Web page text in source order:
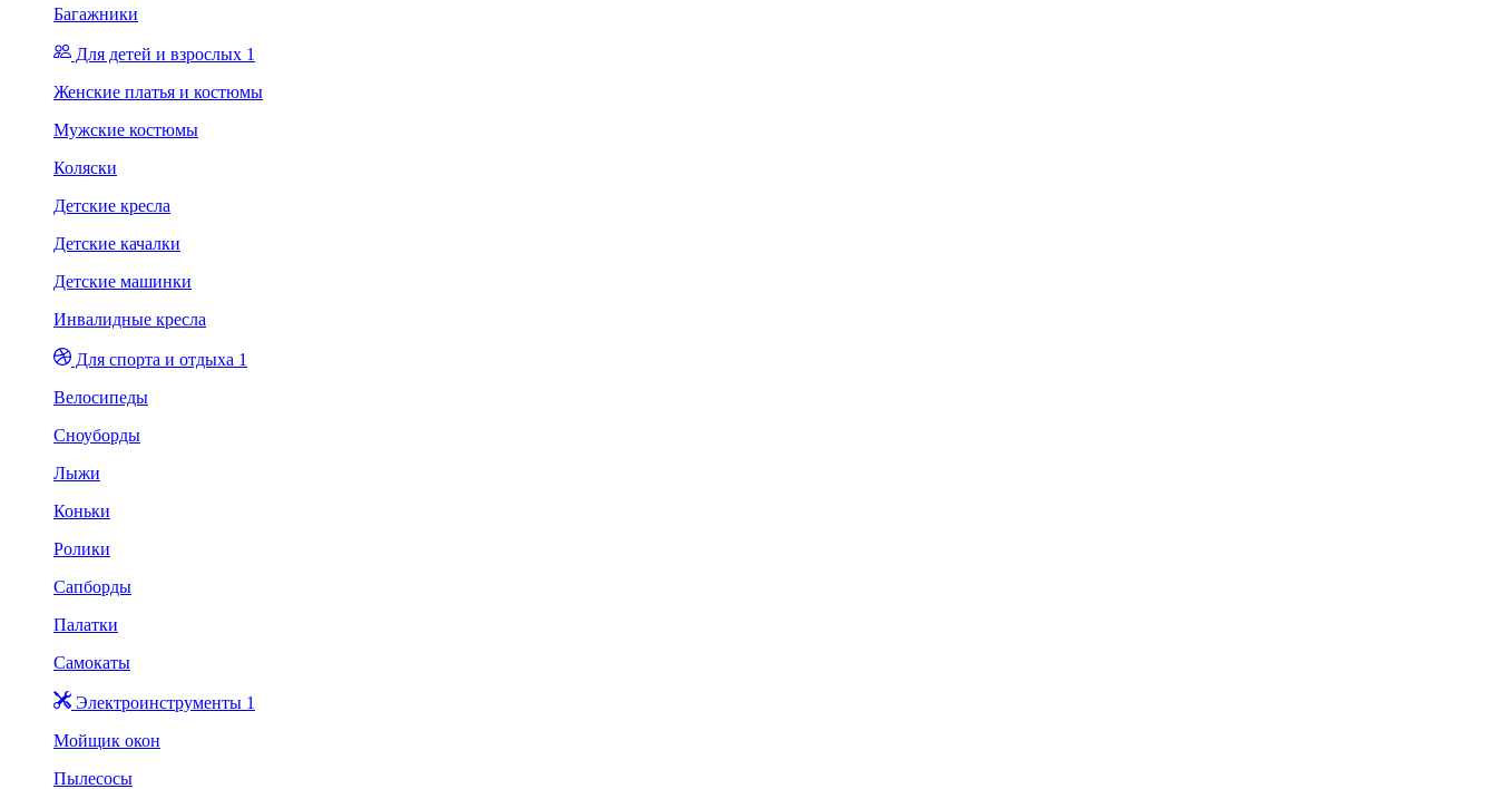
Багажники
Для детей и взрослых 1
Женские платья и костюмы
Мужские костюмы
Коляски
Детские кресла
Детские качалки
Детские машинки
Инвалидные кресла
Для спорта и отдыха 1
Велосипеды
Сноуборды
Лыжи
Коньки
Ролики
Сапборды
Палатки
Самокаты
Электроинструменты 1
Мойщик окон
Пылесосы